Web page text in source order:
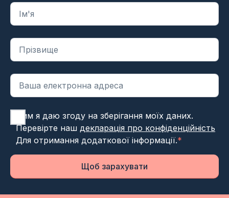
"*" вказує на обов'язкові поля
Цим я даю згоду на зберігання моїх даних.
Перевірте нашдекларація про конфіденційність
Для отримання додаткової інформації.*
Щоб зарахувати